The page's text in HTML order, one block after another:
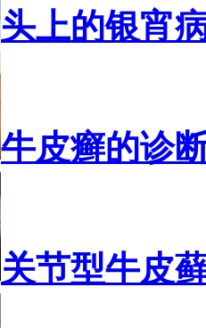
头上的银宵
牛皮癣的诊
关节型牛皮